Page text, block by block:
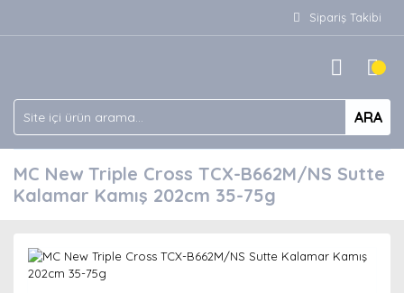
Sipariş Takibi
ARA
MC New Triple Cross TCX-B662M/NS Sutte
Kalamar Kamış 202cm 35-75g